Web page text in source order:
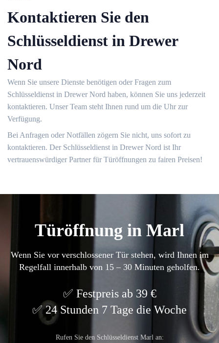
Kontaktieren Sie den
Schlüsseldienst in Drewer
Nord
Wenn Sie unsere Dienste benötigen oder Fragen zum
Schlüsseldienst in Drewer Nord haben, können Sie uns jederzeit
kontaktieren.​ Unser Team steht Ihnen rund um die Uhr zur
Verfügung.​
Bei Anfragen oder Notfällen zögern Sie nicht, uns sofort zu
kontaktieren.​ Der Schlüsseldienst in Drewer Nord ist Ihr
vertrauenswürdiger Partner für Türöffnungen zu fairen Preisen!​
Türöffnung in Marl
Wenn Sie vor verschlossener Tür stehen, wird Ihnen im
Regelfall innerhalb von 15 – 30 Minuten geholfen.
Festpreis ab 39 €
24 Stunden 7 Tage die Woche
Rufen Sie den Schlüsseldienst Marl an: